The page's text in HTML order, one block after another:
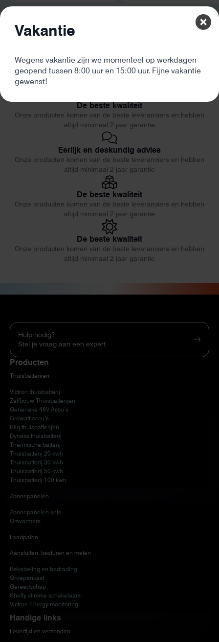
De beste kwaliteit
Onze producten komen van de beste leveranciers en hebben
altijd minimaal 2 jaar garantie
Eerlijk en deskundig advies
Onze producten komen van de beste leveranciers en hebben
altijd minimaal 2 jaar garantie
De beste kwaliteit
Onze producten komen van de beste leveranciers en hebben
altijd minimaal 2 jaar garantie
De beste kwaliteit
Onze producten komen van de beste leveranciers en hebben
altijd minimaal 2 jaar garantie
Hulp nodig?
Stel je vraag aan een expert
Producten
Thuisbatterijen
Victron thuisbatterij
Zelfbouw Thuisbatterijen
Generieke 48V Accu’s
Growatt accu’s
Bliq thuisbatterijen
Dyness thuisbatterij
Thermische batterij
Thuisbatterij 20 kwh
Thuisbatterij 30 kwh
Thuisbatterij 50 kwh
Thuisbatterij 100 kwh
Zonnepanelen
Zonnepanelen sets
Omvormers
Laadpalen
Aansluiten, besturen en meten
Bekabeling en bedrading
Groepenkast
Gereedschap
Shelly slimme schakelaars
Victron Energy monitoring
Handige links
Levertijd en verzenden
Vakantie
Wegens vakantie zijn we momenteel op werkdagen
geopend tussen 8:00 uur en 15:00 uur. Fijne vakantie
gewenst!